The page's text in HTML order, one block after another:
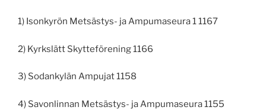
1) Isonkyrön Metsästys- ja Ampumaseura 1 1167
2) Kyrkslätt Skytteförening 1166
3) Sodankylän Ampujat 1158
4) Savonlinnan Metsästys- ja Ampumaseura 1155